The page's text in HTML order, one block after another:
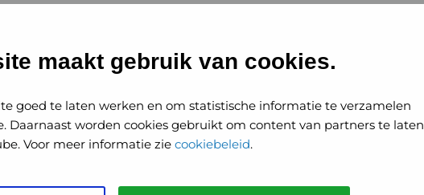
maakt gebruik van cookies.
goed te laten werken en om statistische informatie te verzamelen
Daarnaast worden cookies gebruikt om content van partners te laten
Voor meer informatie zie cookiebeleid.